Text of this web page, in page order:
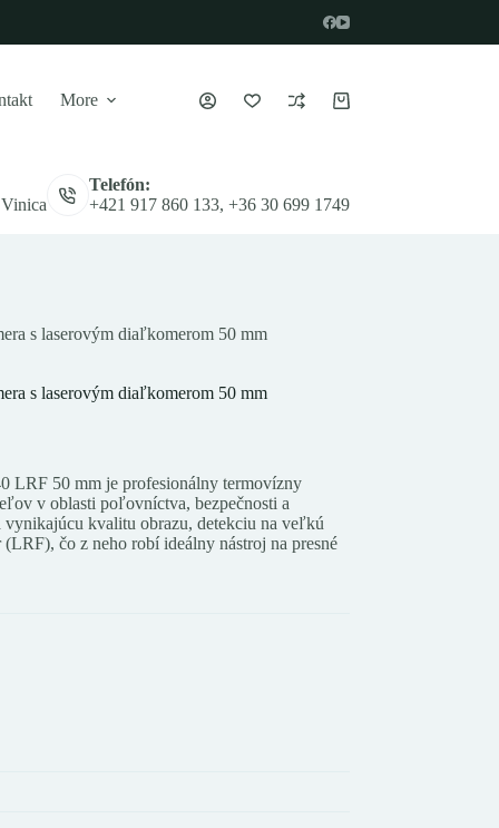
More
Nákupný
Telefón:
+421 917 860 133, +36 30 699 1749
s laserovým diaľkomerom 50 mm
s laserovým diaľkomerom 50 mm
LRF 50 mm je profesionálny termovízny
v oblasti poľovníctva, bezpečnosti a
kvalitu obrazu, detekciu na veľkú
čo z neho robí ideálny nástroj na presné